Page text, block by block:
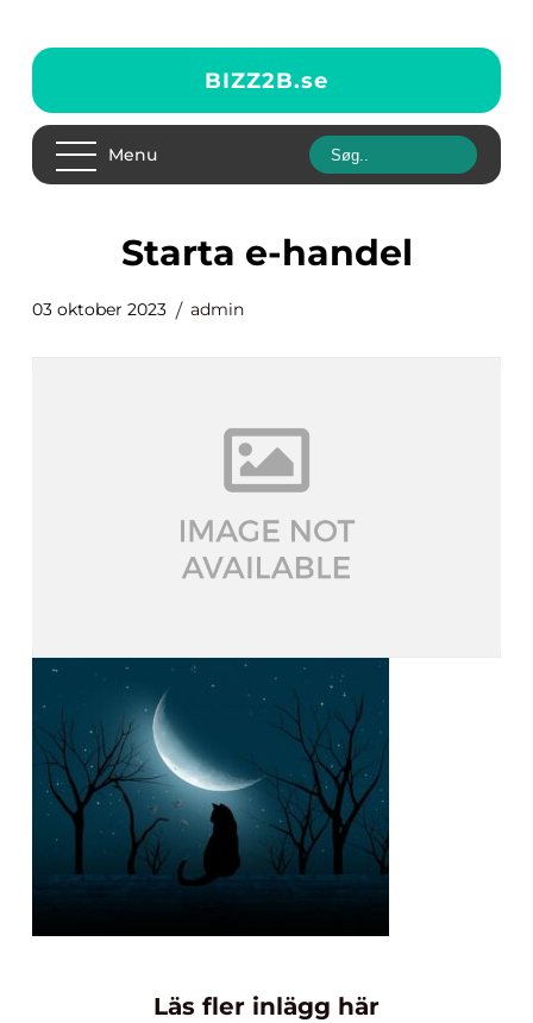
BIZZ2B.se
Menu
starta e-handel
03 oktober 2023 admin
Läs fler inlägg här